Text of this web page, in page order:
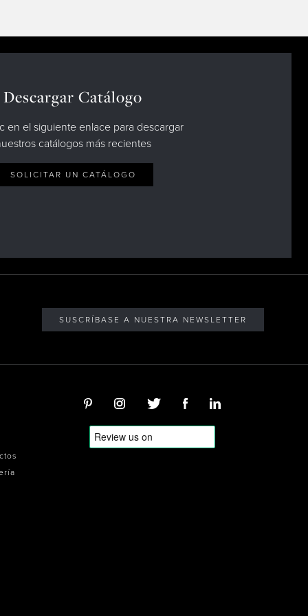
Descargar Catálogo
en el siguiente enlace para descargar
catálogos más recientes
SOLICITAR UN CATÁLOGO
SUSCRÍBASE A NUESTRA NEWSLETTER